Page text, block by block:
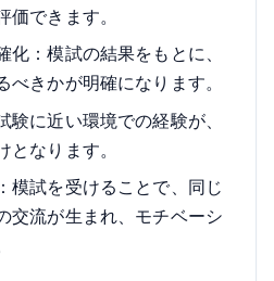
できます。
：模試の結果をもとに、
べきかが明確になります。
に近い環境での経験が、
なります。
模試を受けることで、同じ
交流が生まれ、モチベーシ